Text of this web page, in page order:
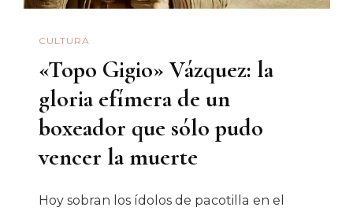
CULTURA
«Topo Gigio» Vázquez: la
gloria efímera de un
boxeador que sólo pudo
vencer la muerte
Hoy sobran los ídolos de pacotilla en el